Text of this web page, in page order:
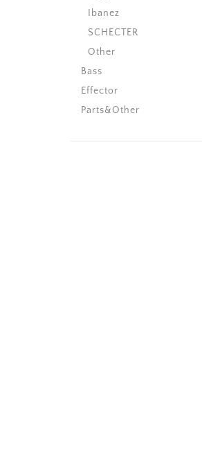
Ibanez
SCHECTER
Other
Bass
Effector
Parts&Other